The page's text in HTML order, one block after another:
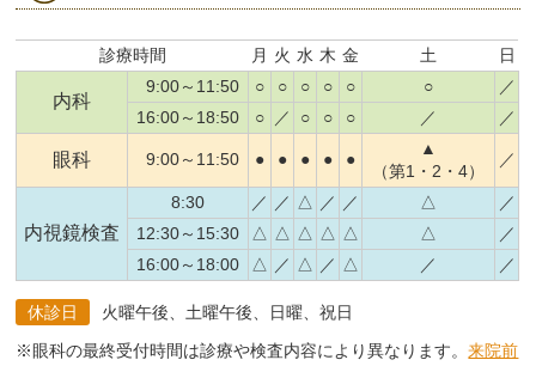
診療時間 月 火 水 木 金 土 日
内科
9:00～11:50 ○ ○ ○ ○ ○ ○
／
16:00～18:50
○ ／ ○ ○ ○ ／ ／
眼科 9:00～11:50 ● ● ● ● ●
▲
（第1・2・4）
／
内視鏡検査
8:30 ／ ／ △ ／ ／ △
／
12:30～15:30
△ △ △ △ △ △
／
16:00～18:00
△ ／ △ ／ △ ／ ／
休診日
火曜午後、土曜午後、日曜、祝日
※眼科の最終受付時間は診療や検査内容により異なります。来院前